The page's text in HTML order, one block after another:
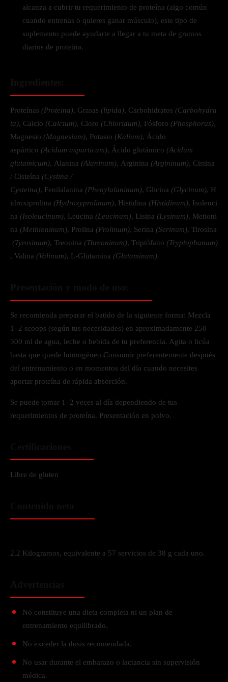
alcanza a cubrir tu requerimiento de proteína (algo común
cuando entrenas o quieres ganar músculo), este tipo de
suplemento puede ayudarte a llegar a tu meta de gramos
diarios de proteína.
Proteínas (Proteina), Grasas (lipida), Carbohidratos (Carbohydra
ta), Calcio (Calcium), Cloro (Chloridum), Fósforo (Phosphorus),
Magnesio (Magnesium), Potasio (Kalium), Ácido
aspártico (Acidum asparticum), Ácido glutámico (Acidum
glutamicum), Alanina (Alaninum), Arginina (Argininum), Cistina
/ Cisteína (Cystina /
Cysteina), Fenilalanina (Phenylalaninum), Glicina (Glycinum), H
idroxiprolina (Hydroxyprolinum), Histidina (Histidinum), Isoleuci
na (Isoleucinum), Leucina (Leucinum), Lisina (Lysinum), Metioni
na (Methioninum), Prolina (Prolinum), Serina (Serinum), Tirosina
(Tyrosinum), Treonina (Threoninum), Triptófano (Tryptophanum)
, Valina (Valinum), L-Glutamina (Glutaminum).
Se recomienda preparar el batido de la siguiente forma: Mezcla
1–2 scoops (según tus necesidades) en aproximadamente 250–
300 ml de agua, leche o bebida de tu preferencia. Agita o licúa
hasta que quede homogéneo.Consumir preferentemente después
del entrenamiento o en momentos del día cuando necesites
aportar proteína de rápida absorción.
Se puede tomar 1–2 veces al día dependiendo de tus
requerimientos de proteína. Presentación en polvo.
Libre de gluten
2.2 Kilogramos, equivalente a 57 servicios de 38 g cada uno.
No constituye una dieta completa ni un plan de
entrenamiento equilibrado.
No exceder la dosis recomendada.
No usar durante el embarazo o lactancia sin supervisión
médica.